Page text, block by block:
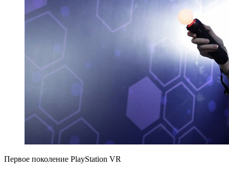
Первое поколение PlayStation VR